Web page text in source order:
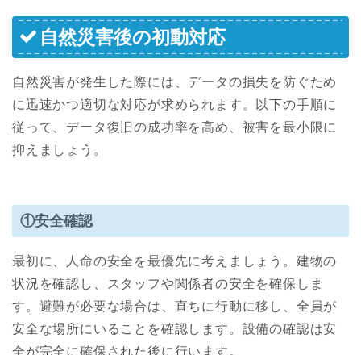
自然災害後の初動対応
自然災害が発生した際には、データの損失を防ぐため
に迅速かつ適切な対応が求められます。以下の手順に
従って、データ復旧の成功率を高め、被害を最小限に
抑えましょう。
①安全確認
最初に、人命の安全を最優先に考えましょう。建物の
状況を確認し、スタッフや関係者の安全を確保しま
す。避難が必要な場合は、直ちに行動に移し、全員が
安全な場所にいることを確認します。設備の確認は安
全が完全に確保された後に行います。